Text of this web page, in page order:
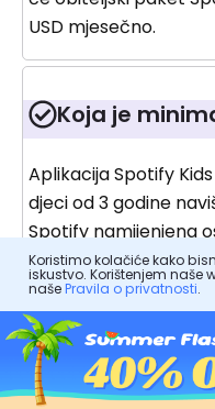
USD mjesečno.
Koja je
Aplikacija Spotify
djeci od 3 godine
Spotify namijenjena
skupina.
Koja
najbolji
Koristimo kolačiće kako
iskustvo. Korištenjem naše
našePravila o privatnosti.